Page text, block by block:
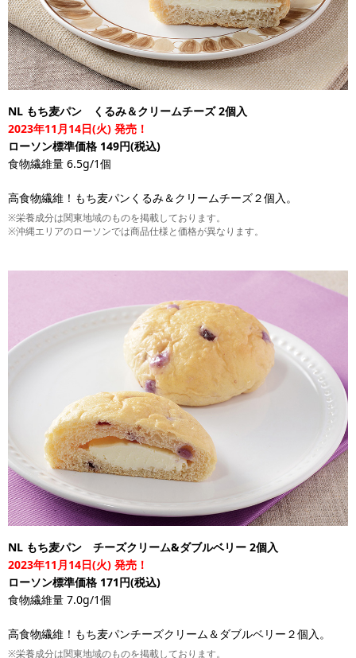
NL もち麦パン くるみ＆クリームチーズ 2個入
2023年11月14日(火) 発売！
ローソン標準価格 149円(税込)
食物繊維量 6.5g/1個
高食物繊維！もち麦パンくるみ＆クリームチーズ２個入。
※栄養成分は関東地域のものを掲載しております。
※沖縄エリアのローソンでは商品仕様と価格が異なります。
NL もち麦パン チーズクリーム&ダブルベリー 2個入
2023年11月14日(火) 発売！
ローソン標準価格 171円(税込)
食物繊維量 7.0g/1個
高食物繊維！もち麦パンチーズクリーム＆ダブルベリー２個入。
※栄養成分は関東地域のものを掲載しております。